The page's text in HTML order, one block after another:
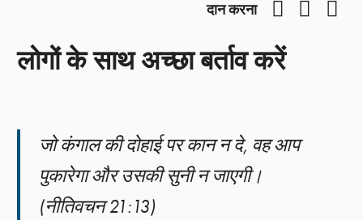
दान करना
लोगों के साथ अच्छा बर्ताव करें
जो कंगाल की दोहाई पर कान न दे, वह आप
पुकारेगा और उसकी सुनी न जाएगी।
(नीतिवचन 21:13)